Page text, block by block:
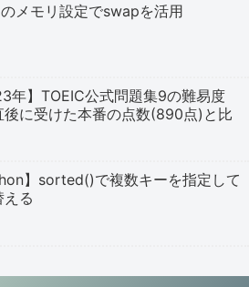
メモリ設定でswapを活用
年】TOEIC公式問題集9の難易度
後に受けた本番の点数(890点)と比
】sorted()で複数キーを指定して
える